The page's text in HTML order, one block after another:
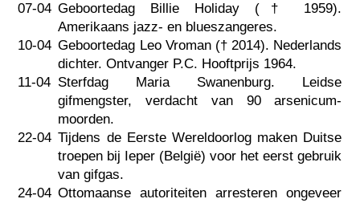
07-04 Geboortedag Billie Holiday († 1959).
Amerikaans jazz- en blueszangeres.
10-04 Geboortedag Leo Vroman (†2014). Nederlands
dichter. Ontvanger P.C. Hooftprijs 1964.
11-04 Sterfdag Maria Swanenburg. Leidse
gifmengster, verdacht van 90 arsenicum-
moorden.
22-04 Tijdens de Eerste Wereldoorlog maken Duitse
troepen bij Ieper (België) voor het eerst gebruik
van gifgas.
24-04 Ottomaanse autoriteiten arresteren ongeveer